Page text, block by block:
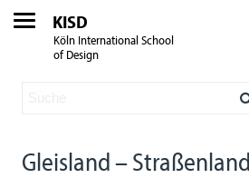
KISD
Köln International School
of Design
Gleisland – Straßenland